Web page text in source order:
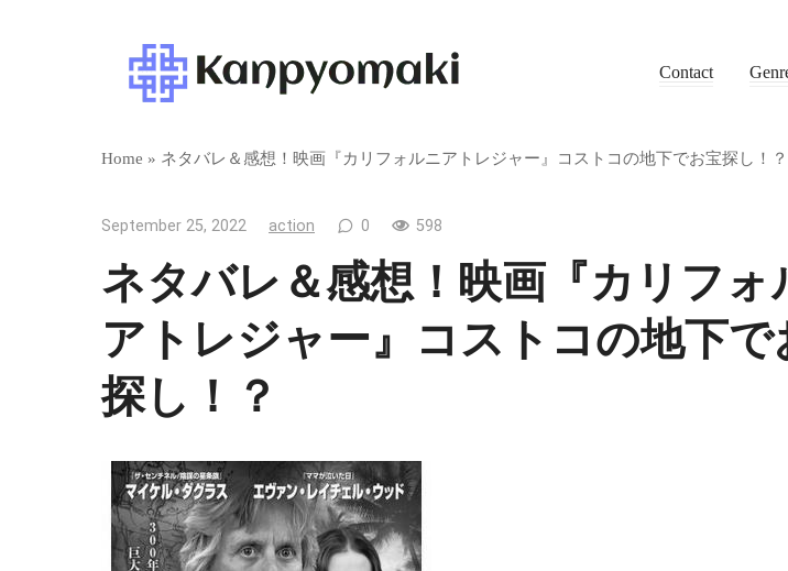
Contact
Home » ネタバレ＆感想！映画『カリフォルニアトレジャー』コストコの地下でお宝探し！？
September 25, 2022 action 0 598
ネタバレ＆感想！映画『カリフォ
アトレジャー』コストコの地下で
探し！？